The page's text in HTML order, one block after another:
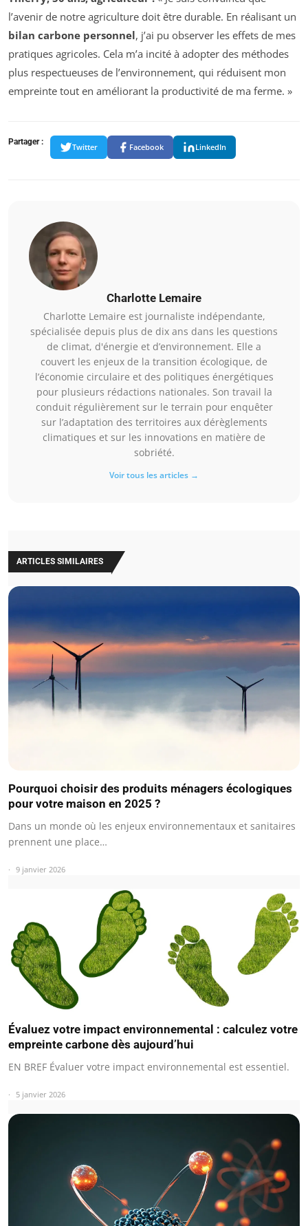
l’avenir de notre agriculture doit être durable. En réalisant un
bilan carbone personnel, j’ai pu observer les effets de mes
pratiques agricoles. Cela m’a incité à adopter des méthodes
plus respectueuses de l’environnement, qui réduisent mon
empreinte tout en améliorant la productivité de ma ferme. »
Partager :
Twitter Facebook LinkedIn
Charlotte Lemaire
Charlotte Lemaire est journaliste indépendante,
spécialisée depuis plus de dix ans dans les questions
de climat, d'énergie et d’environnement. Elle a
couvert les enjeux de la transition écologique, de
l’économie circulaire et des politiques énergétiques
pour plusieurs rédactions nationales. Son travail la
conduit régulièrement sur le terrain pour enquêter
sur l’adaptation des territoires aux dérèglements
climatiques et sur les innovations en matière de
sobriété.
Voir tous les articles →
ARTICLES SIMILAIRES
Pourquoi choisir des produits ménagers écologiques
pour votre maison en 2025 ?
Dans un monde où les enjeux environnementaux et sanitaires
prennent une place…
9 janvier 2026
Évaluez votre impact environnemental : calculez votre
empreinte carbone dès aujourd’hui
EN BREF Évaluer votre impact environnemental est essentiel.
5 janvier 2026